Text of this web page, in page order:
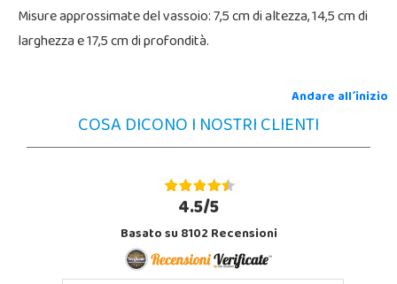
Misure approssimate del vassoio: 7,5 cm di altezza, 14,5 cm di
larghezza e 17,5 cm di profondità.
Andare all´inizio
COSA DICONO I NOSTRI CLIENTI
4.5/5
Basato su 8102 Recensioni